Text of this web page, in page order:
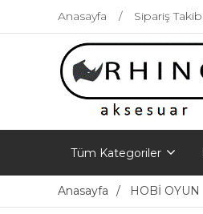
Anasayfa Sipariş
Tüm Kategoriler
Anasayfa HOBİ OYUN